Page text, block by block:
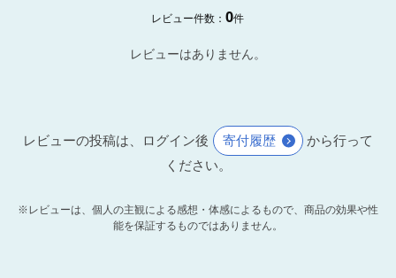
レビュー件数：0件
レビューはありません。
レビューの投稿は、ログイン後 寄付履歴
から行って
ください。
※レビューは、個人の主観による感想・体感によるもので、商品の効果や性
能を保証するものではありません。